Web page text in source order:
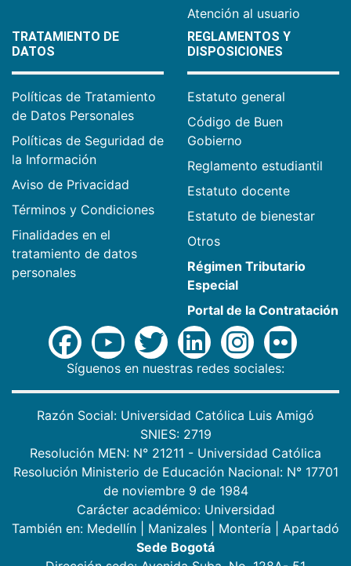
Atención al usuario
TRATAMIENTO DE
DATOS
Políticas de Tratamiento
de Datos Personales
Políticas de Seguridad de
la Información
Aviso de Privacidad
Términos y Condiciones
Finalidades en el
tratamiento de datos
personales
REGLAMENTOS Y
DISPOSICIONES
Estatuto general
Código de Buen
Gobierno
Reglamento estudiantil
Estatuto docente
Estatuto de bienestar
Otros
Régimen Tributario
Especial
Portal de la Contratación
Síguenos en nuestras redes sociales:
Razón Social: Universidad Católica Luis Amigó
SNIES: 2719
Resolución MEN: N° 21211 - Universidad Católica
Resolución Ministerio de Educación Nacional: N° 17701
de noviembre 9 de 1984
Carácter académico: Universidad
También en: Medellín Manizales Montería
Apartadó
Sede Bogotá